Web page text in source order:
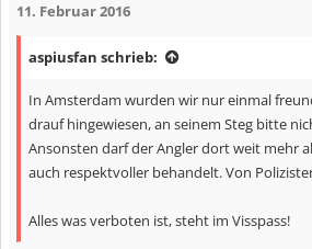
11. Februar 2016
aspiusfan schrieb:
In Amsterdam wurden wir nur einmal
drauf hingewiesen, an seinem Steg bitte
Ansonsten darf der Angler dort weit mehr
auch respektvoller behandelt. Von
Alles was verboten ist, steht im Visspass!